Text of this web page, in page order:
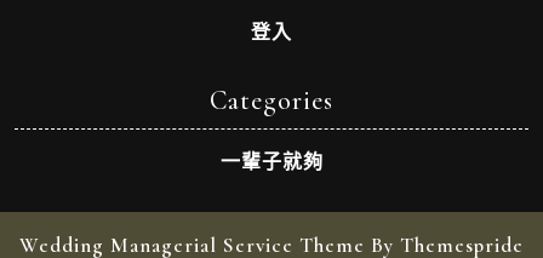
登入
Categories
一輩子就夠
Wedding Managerial Service Theme By Themespride